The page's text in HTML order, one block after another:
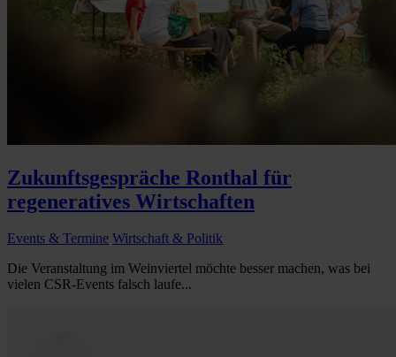
Zukunftsgespräche Ronthal für
regeneratives Wirtschaften
Events & Termine Wirtschaft & Politik
Die Veranstaltung im Weinviertel möchte besser machen, was bei
vielen CSR-Events falsch laufe...